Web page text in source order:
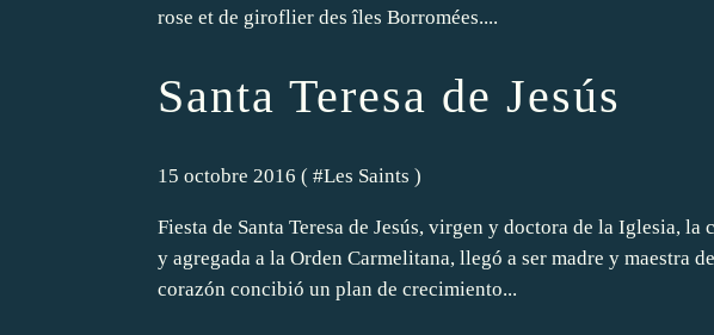
rose et de giroflier des îles Borromées....
Santa Teresa de Jesús
15 octobre 2016 ( #Les Saints )
Fiesta de Santa Teresa de Jesús, virgen y doctora de la Iglesia,
y agregada a la Orden Carmelitana, llegó a ser madre y maestra
corazón concibió un plan de crecimiento...